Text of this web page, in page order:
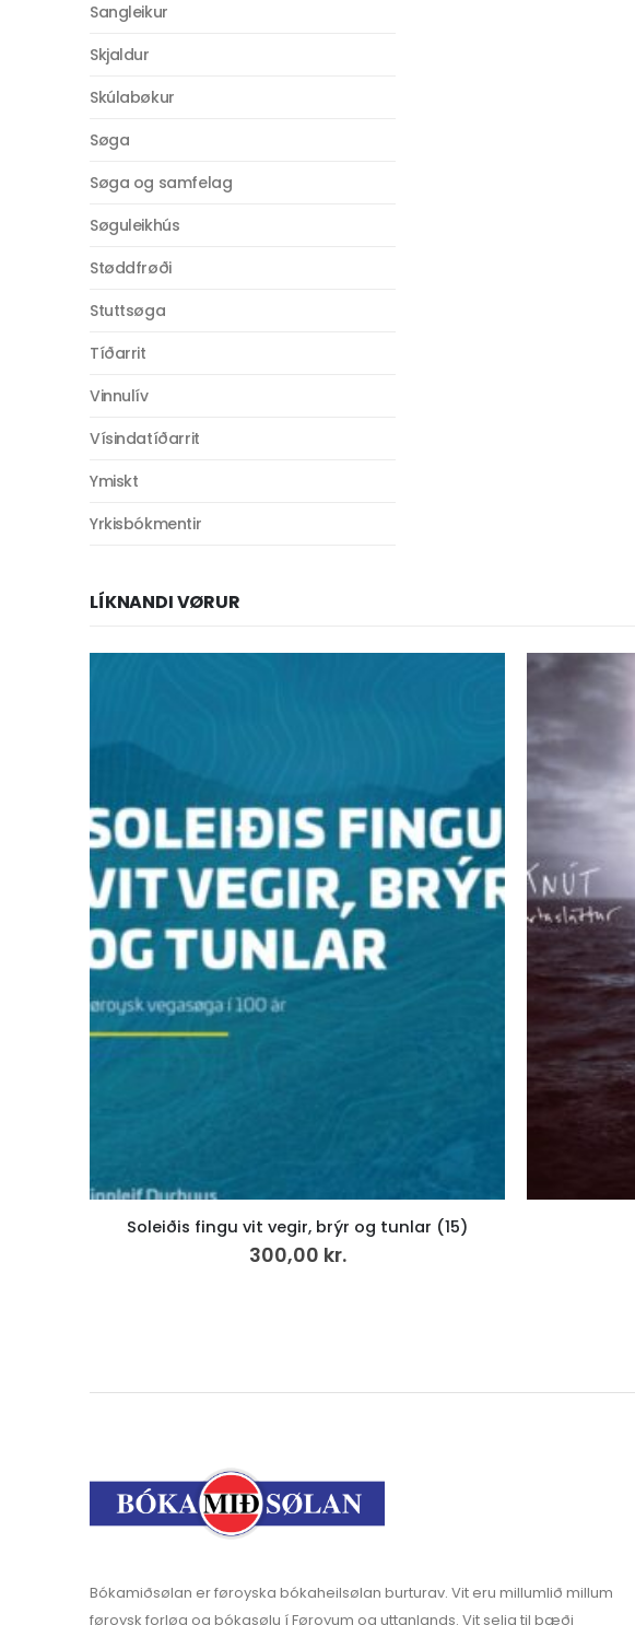
Sangleikur
Skjaldur
Skúlabøkur
Søga
Søga og samfelag
Søguleikhús
Støddfrøði
Stuttsøga
Tíðarrit
Vinnulív
Vísindatíðarrit
Ymiskt
Yrkisbókmentir
LÍKNANDI VØRUR
Hjartasláttur, LP
199,00kr.v.mvg
Bókamiðsølan er føroyska bókaheilsølan burturav. Vit eru millumlið millum
føroysk forløg og bókasølu í Føroyum og uttanlands. Vit selja til bæði